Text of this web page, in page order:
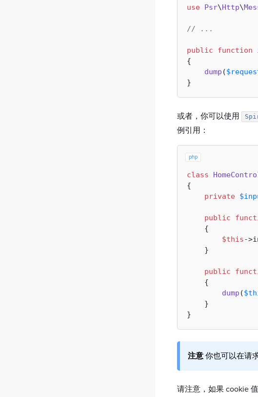
use Psr\Http\
// ...
public function
{
dump (
或者，你可以使用
例引用：
php
class
{
private
public
{
$this-
    }
public
{
dump (
    }
注意 你也可以在请
请注意，如果 cookie